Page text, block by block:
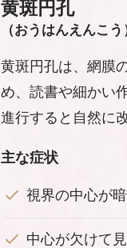
黄斑円孔
（おうはんえんこう
黄斑円孔は、網膜
め、読書や細かい
進行すると自然に
主な症状
視界の中心が
中心が欠けて